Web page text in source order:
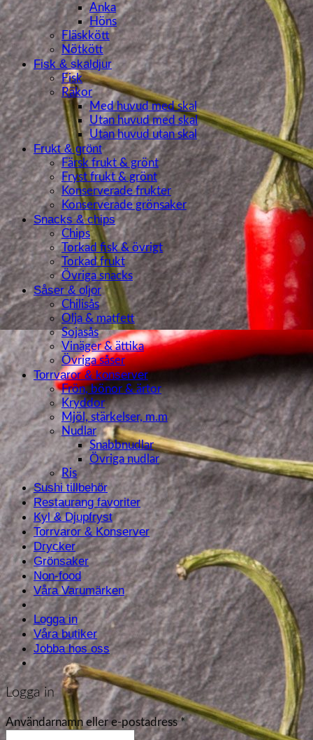
Anka
Höns
Fläskkött
Nötkött
Fisk & skaldjur
Fisk
Räkor
Med huvud med skal
Utan huvud med skal
Utan huvud utan skal
Frukt & grönt
Färsk frukt & grönt
Fryst frukt & grönt
Konserverade frukter
Konserverade grönsaker
Snacks & chips
Chips
Torkad fisk & övrigt
Torkad frukt
Övriga snacks
Såser & oljor
Chilisås
Olja & matfett
Sojasås
Vinäger & ättika
Övriga såser
Torrvaror & konserver
Frön, bönor & ärtor
Kryddor
Mjöl, stärkelser, m.m
Nudlar
Snabbnudlar
Övriga nudlar
Ris
Sushi tillbehör
Restaurang favoriter
Kyl & Djupfryst
Torrvaror & Konserver
Drycker
Grönsaker
Non-food
Våra Varumärken
Logga in
Våra butiker
Jobba hos oss
Logga in
Användarnamn eller e-postadress*